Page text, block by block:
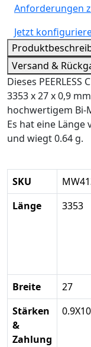
Anforderungen
Jetzt
Versand &
Dieses
3353 x 27 x 0,9
hochwertigem Bi-
Es hat eine Länge
und wiegt 0.64 g.
SKU
Länge
3353
Breite
27
Stärken
&
Zahlung